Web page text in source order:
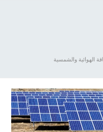
الهوائية والشمسية